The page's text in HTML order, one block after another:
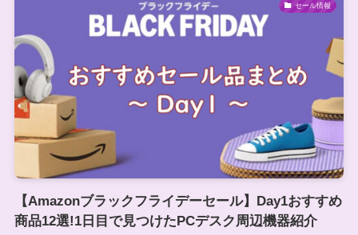
セール情報
【Amazonブラックフライデーセール】Day1おすすめ
商品12選!1日目で見つけたPCデスク周辺機器紹介